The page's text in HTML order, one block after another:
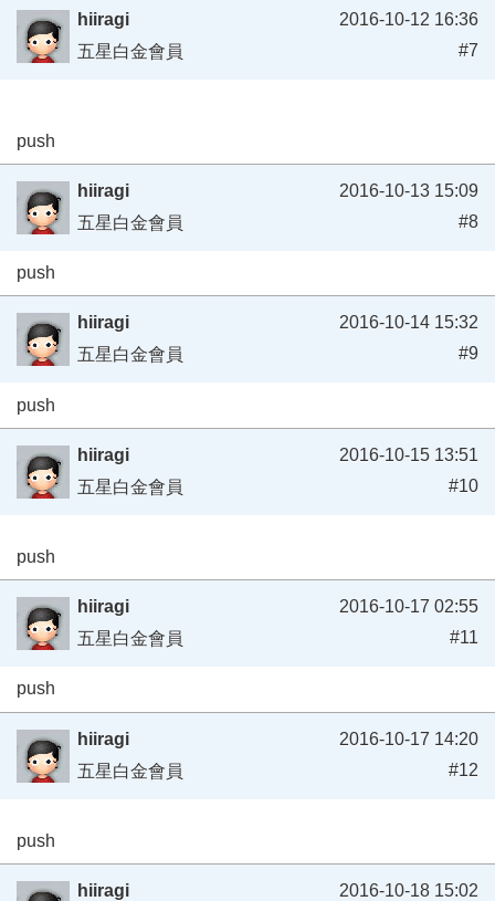
hiiragi
五星白金會員
2016-10-12 16:36
#7
push
hiiragi
五星白金會員
2016-10-13 15:09
#8
push
hiiragi
五星白金會員
2016-10-14 15:32
#9
push
hiiragi
五星白金會員
2016-10-15 13:51
#10
push
hiiragi
五星白金會員
2016-10-17 02:55
#11
push
hiiragi
五星白金會員
2016-10-17 14:20
#12
push
hiiragi
2016-10-18 15:02